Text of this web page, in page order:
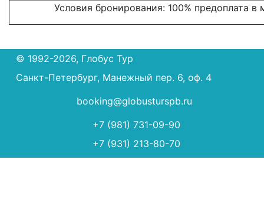
Условия бронирования: 100% предоплата
© 1992-2026, Глобус Тур
Санкт-Петербург, Манежный пер. 6, оф. 4
booking@globusturspb.ru
+7 (981) 731-09-90
+7 (931) 213-80-70